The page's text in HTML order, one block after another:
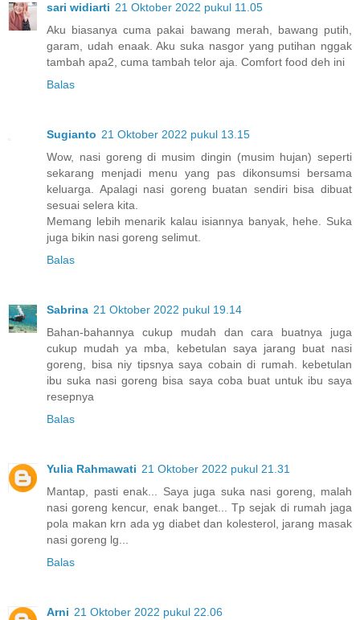
sari widiarti 21 Oktober 2022 pukul 11.05
Aku biasanya cuma pakai bawang merah, bawang putih,
garam, udah enaak. Aku suka nasgor yang putihan nggak
tambah apa2, cuma tambah telor aja. Comfort food deh ini
Balas
Sugianto 21 Oktober 2022 pukul 13.15
Wow, nasi goreng di musim dingin (musim hujan) seperti
sekarang menjadi menu yang pas dikonsumsi bersama
keluarga. Apalagi nasi goreng buatan sendiri bisa dibuat
sesuai selera kita.
Memang lebih menarik kalau isiannya banyak, hehe. Suka
juga bikin nasi goreng selimut.
Balas
Sabrina 21 Oktober 2022 pukul 19.14
Bahan-bahannya cukup mudah dan cara buatnya juga
cukup mudah ya mba, kebetulan saya jarang buat nasi
goreng, bisa niy tipsnya saya cobain di rumah. kebetulan
ibu suka nasi goreng bisa saya coba buat untuk ibu saya
resepnya
Balas
Yulia Rahmawati 21 Oktober 2022 pukul 21.31
Mantap, pasti enak... Saya juga suka nasi goreng, malah
nasi goreng kencur, enak banget... Tp sejak di rumah jaga
pola makan krn ada yg diabet dan kolesterol, jarang masak
nasi goreng lg...
Balas
Arni 21 Oktober 2022 pukul 22.06